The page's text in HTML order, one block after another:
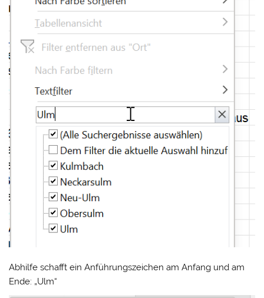
Abhilfe schafft ein Anführungszeichen am Anfang und am
Ende: „Ulm“